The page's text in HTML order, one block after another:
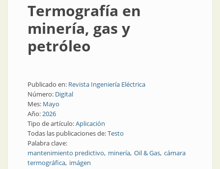
Termografía en
minería, gas y
petróleo
Publicado en: Revista Ingeniería Eléctrica
Número: Digital
Mes: Mayo
Año:2026
Tipo de artículo:Aplicación
Todas las publicaciones de:Testo
Palabra clave:
mantenimiento predictivo minería Oil & Gas cámara
termográfica imágen